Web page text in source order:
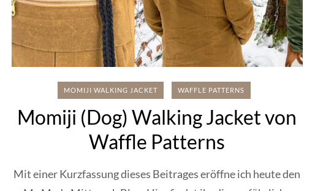
MOMIJI WALKING JACKET WAFFLE PATTERNS
Momiji (Dog) Walking Jacket von
Waffle Patterns
Mit einer Kurzfassung dieses Beitrages eröffne ich heute den